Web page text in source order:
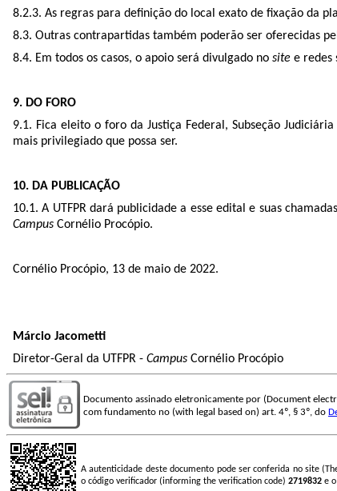
8.2.3. As regras para definição do local exato de fixação da
8.3. Outras contrapartidas também poderão ser oferecidas
8.4. Em todos os casos, o apoio será divulgado no site e redes
9. DO FORO
9.1. Fica eleito o foro da Justiça Federal, Subseção
mais privilegiado que possa ser.
10. DA PUBLICAÇÃO
10.1. A UTFPR dará publicidade a esse edital e suas
Campus Cornélio Procópio.
Cornélio Procópio, 13 de maio de 2022.
Márcio Jacometti
Diretor-Geral da UTFPR - Campus Cornélio Procópio
Documento assinado eletronicamente por (Document
com fundamento no (with legal based on) art. 4º, § 3º, do
A autenticidade deste documento pode ser conferida no site
o código verificador (informing the verification code) 2719832 e